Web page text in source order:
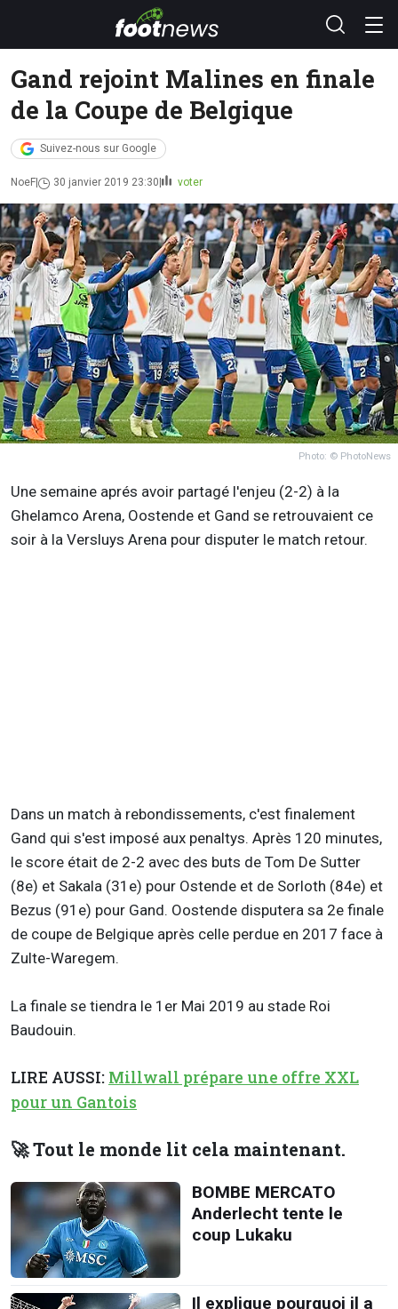
Gand rejoint Malines en finale
de la Coupe de Belgique
Suivez-nous sur Google
NoeF 30 janvier 2019 23:30 voter
Photo: © PhotoNews
Une semaine aprés avoir partagé l'enjeu (2-2) à la
Ghelamco Arena, Oostende et Gand se retrouvaient ce
soir à la Versluys Arena pour disputer le match retour.
Dans un match à rebondissements, c'est finalement
Gand qui s'est imposé aux penaltys. Après 120 minutes,
le score était de 2-2 avec des buts de Tom De Sutter
(8e) et Sakala (31e) pour Ostende et de Sorloth (84e) et
Bezus (91e) pour Gand. Oostende disputera sa 2e finale
de coupe de Belgique après celle perdue en 2017 face à
Zulte-Waregem.
La finale se tiendra le 1er Mai 2019 au stade Roi
Baudouin.
LIRE AUSSI: Millwall prépare une offre XXL
pour un Gantois
🚀 Tout le monde lit cela maintenant.
BOMBE MERCATO
Anderlecht tente le
coup Lukaku
Il explique pourquoi il a